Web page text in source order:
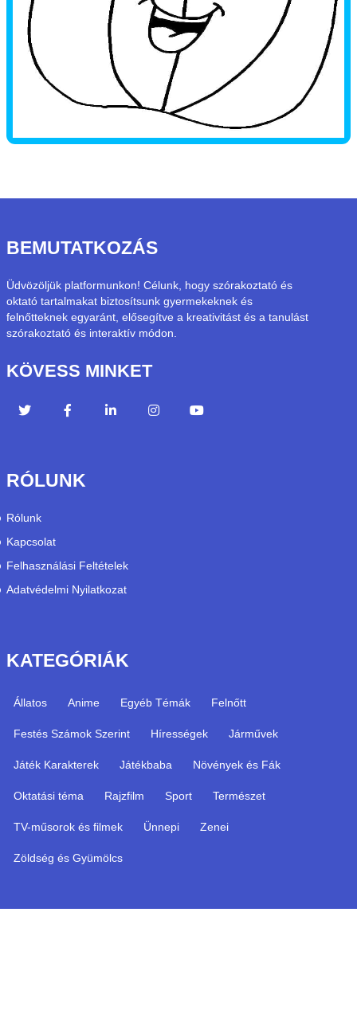
BEMUTATKOZÁS
Üdvözöljük platformunkon! Célunk, hogy szórakoztató és
oktató tartalmakat biztosítsunk gyermekeknek és
felnőtteknek egyaránt, elősegítve a kreativitást és a tanulást
szórakoztató és interaktív módon.
KÖVESS MINKET
RÓLUNK
Rólunk
Kapcsolat
Felhasználási Feltételek
Adatvédelmi Nyilatkozat
KATEGÓRIÁK
Állatos Anime Egyéb Témák Felnőtt
Festés Számok Szerint Hírességek Járművek
Játék Karakterek Játékbaba Növények és Fák
Oktatási téma Rajzfilm Sport Természet
TV-műsorok és filmek Ünnepi Zenei
Zöldség és Gyümölcs